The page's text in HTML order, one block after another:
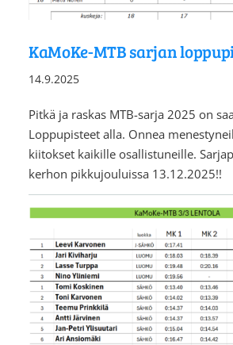
KaMoKe-MTB sarjan
14.9.2025
Pitkä ja raskas MTB-sarja 2025 on
Loppupisteet alla. Onnea
kiitokset kaikille osallistuneille.
kerhon pikkujouluissa 13.12.2025!!